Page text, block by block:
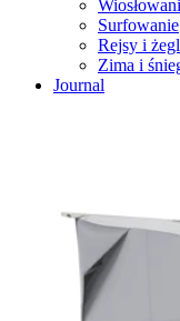
Surfowanie
Rejsy i
Zima i
Journal